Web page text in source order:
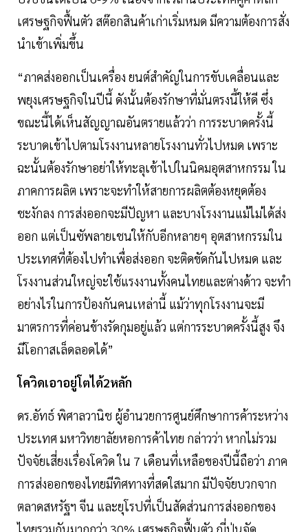
เศรษฐกิจฟื้นตัว สต๊อกสินค้าเก่าเริ่มหมด มีความต้องการสั่ง
นำเข้าเพิ่มขึ้น
“ภาคส่งออกเป็นเครื่อง ยนต์สำคัญในการขับเคลื่อนและ
พยุงเศรษฐกิจในปีนี้ ดังนั้นต้องรักษาที่มั่นตรงนี้ให้ดี ซึ่ง
ขณะนี้ได้เห็นสัญญาณอันตรายแล้วว่า การระบาดครั้งนี้
ระบาดเข้าไปตามโรงงานหลายโรงงานทั่วไปหมด เพราะ
ฉะนั้นต้องรักษาอย่าให้ทะลุเข้าไปในนิคมอุตสาหกรรม ใน
ภาคการผลิต เพราะจะทำให้สายการผลิตต้องหยุดต้อง
ชะงักลง การส่งออกจะมีปัญหา และบางโรงงานแม้ไม่ได้ส่ง
ออก แต่เป็นซัพลายเชนให้กับอีกหลายๆ อุตสาหกรรมใน
ประเทศที่ต้องไปทำเพื่อส่งออก จะติดขัดกันไปหมด และ
โรงงานส่วนใหญ่จะใช้แรงงานทั้งคนไทยและต่างด้าว จะทำ
อย่างไรในการป้องกันคนเหล่านี้ แม้ว่าทุกโรงงานจะมี
มาตรการที่ค่อนข้างรัดกุมอยู่แล้ว แต่การระบาดครั้งนี้สูง จึง
มีโอกาสเล็ดลอดได้”
โควิดเอาอยู่โตได้2หลัก
ดร.อัทธ์ พิศาลวานิช ผู้อำนวยการศูนย์ศึกษาการค้าระหว่าง
ประเทศ มหาวิทยาลัยหอการค้าไทย กล่าวว่า หากไม่รวม
ปัจจัยเสี่ยงเรื่องโควิด ใน 7 เดือนที่เหลือของปีนี้ถือว่า ภาค
การส่งออกของไทยมีทิศทางที่สดใสมาก มีปัจจัยบวกจาก
ตลาดสหรัฐฯ จีน และยุโรปที่เป็นสัดส่วนการส่งออกของ